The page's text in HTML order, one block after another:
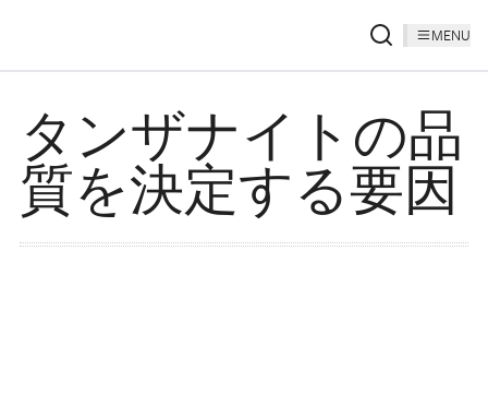
MENU
タンザナイトの品
質を決定する要因